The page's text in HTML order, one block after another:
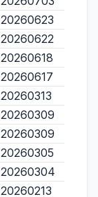
20260623
20260622
20260618
20260617
20260313
20260309
20260309
20260305
20260304
20260213